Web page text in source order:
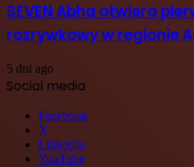
SEVEN Abha otwiera
rozrywkowy w regionie
5 dni ago
Social media
Facebook
X
LinkedIn
YouTube